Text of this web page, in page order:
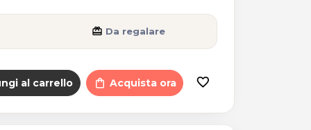
card_giftcard Da regalare
al carrello shopping_bag Acquista ora favorite_border